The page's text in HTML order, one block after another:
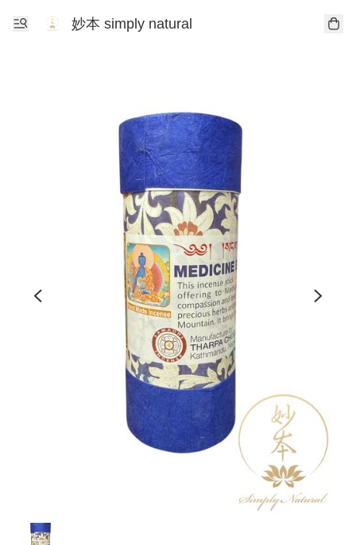
妙本 simply natural